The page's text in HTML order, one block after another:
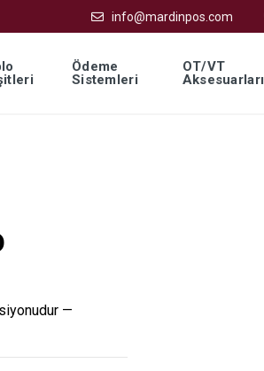
info@mardinpos.com
Ödeme
Sistemleri
OT/VT
Aksesuarları
—